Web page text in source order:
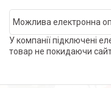
У компанії підключені
товар не покидаючи